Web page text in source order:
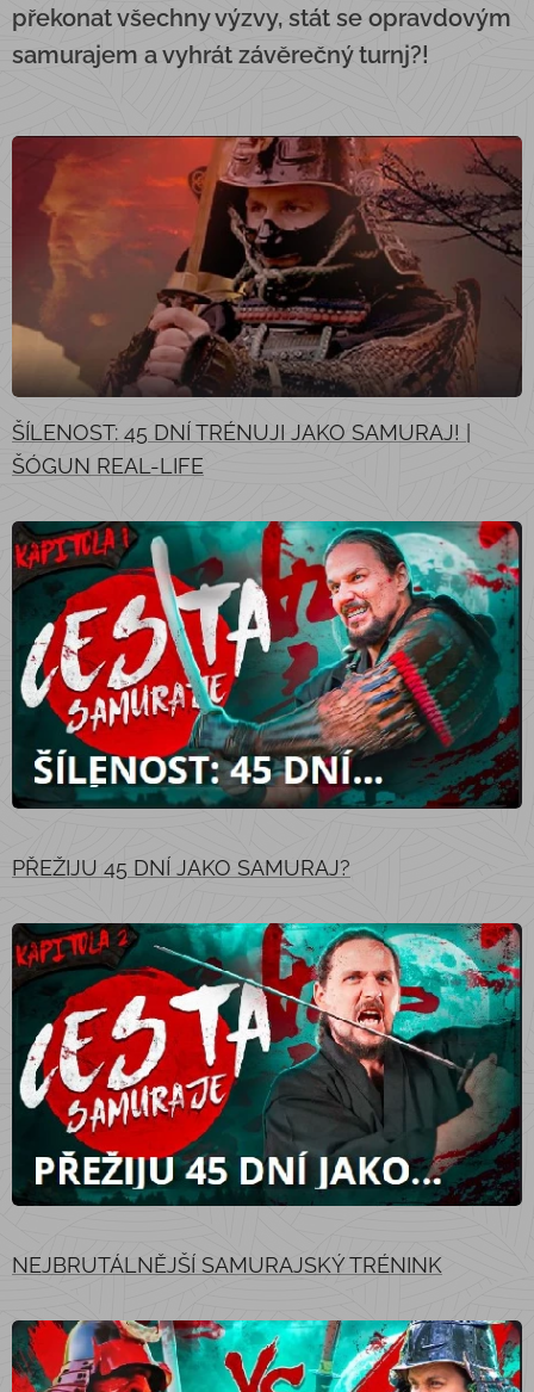
překonat všechny výzvy, stát se opravdovým
samurajem a vyhrát závěrečný turnj?!
ŠÍLENOST: 45 DNÍ TRÉNUJI JAKO SAMURAJ! |
ŠÓGUN REAL-LIFE
PŘEŽIJU 45 DNÍ JAKO SAMURAJ?
NEJBRUTÁLNĚJŠÍ SAMURAJSKÝ TRÉNINK